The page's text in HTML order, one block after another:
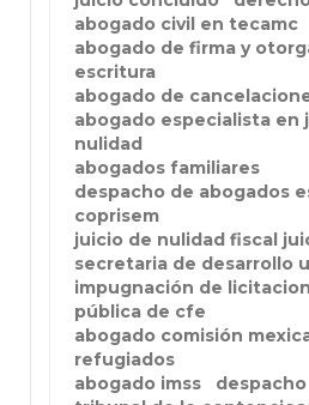
abogado civil en tecamc
abogado de firma y
escritura
abogado de
abogado especialista en
nulidad
abogados familiares
despacho de abogados
coprisem
juicio de nulidad fiscal
secretaria de desarrollo
impugnación de
pública de cfe
abogado comisión
refugiados
abogado imss
despacho